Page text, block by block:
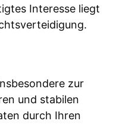
Interesse liegt
zur
und stabilen
durch Ihren